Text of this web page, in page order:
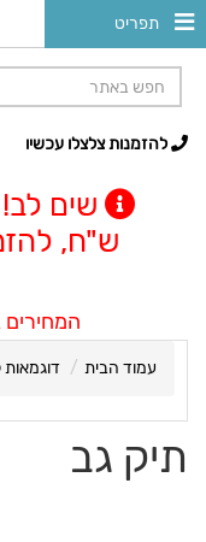
תפריט
להזמנות צלצלו עכשיו
ש"ח, להזמנות
עמוד הבית דוגמאות
תיק גב